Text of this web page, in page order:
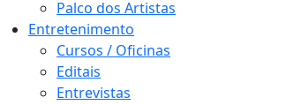
Palco dos Artistas
Entretenimento
Cursos / Oficinas
Editais
Entrevistas